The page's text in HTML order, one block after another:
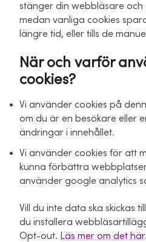
stänger din webbläsare och
medan vanliga cookies
längre tid, eller tills de
När och varför
cookies?
Vi använder cookies på
om du är en besökare eller
ändringar i innehållet.
Vi använder cookies för att
kunna förbättra
använder google analytics
Vill du inte data ska skickas
du installera
Opt-out. Läs mer om det här.